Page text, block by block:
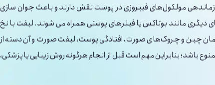
مولکول‌های فیبروزی در پوست نقش دارند و باعث جوان سازی
مانند بوتاکس یا فیلرهای پوستی همراه می‌ شوند. لیفت با نخ
چین و چروک‌های صورت، افتادگی پوست، لیفت صورت و آن دسته از
بنابراین مهم است قبل از انجام هرگونه روش زیبایی یا پزشکی،